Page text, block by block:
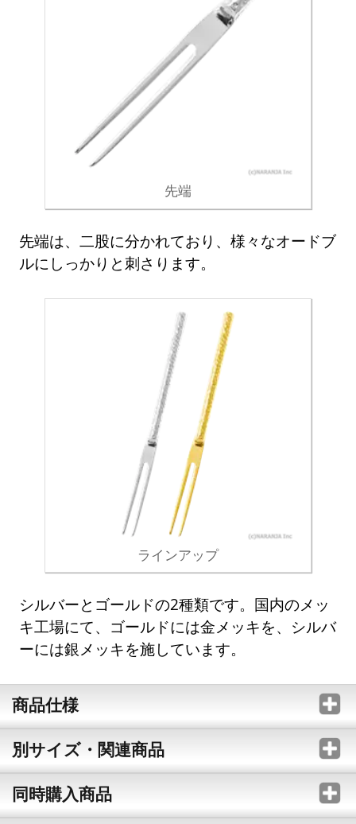
先端
先端は、二股に分かれており、様々なオードブ
ルにしっかりと刺さります。
ラインアップ
シルバーとゴールドの2種類です。国内のメッ
キ工場にて、ゴールドには金メッキを、シルバ
ーには銀メッキを施しています。
商品仕様
別サイズ・関連商品
同時購入商品